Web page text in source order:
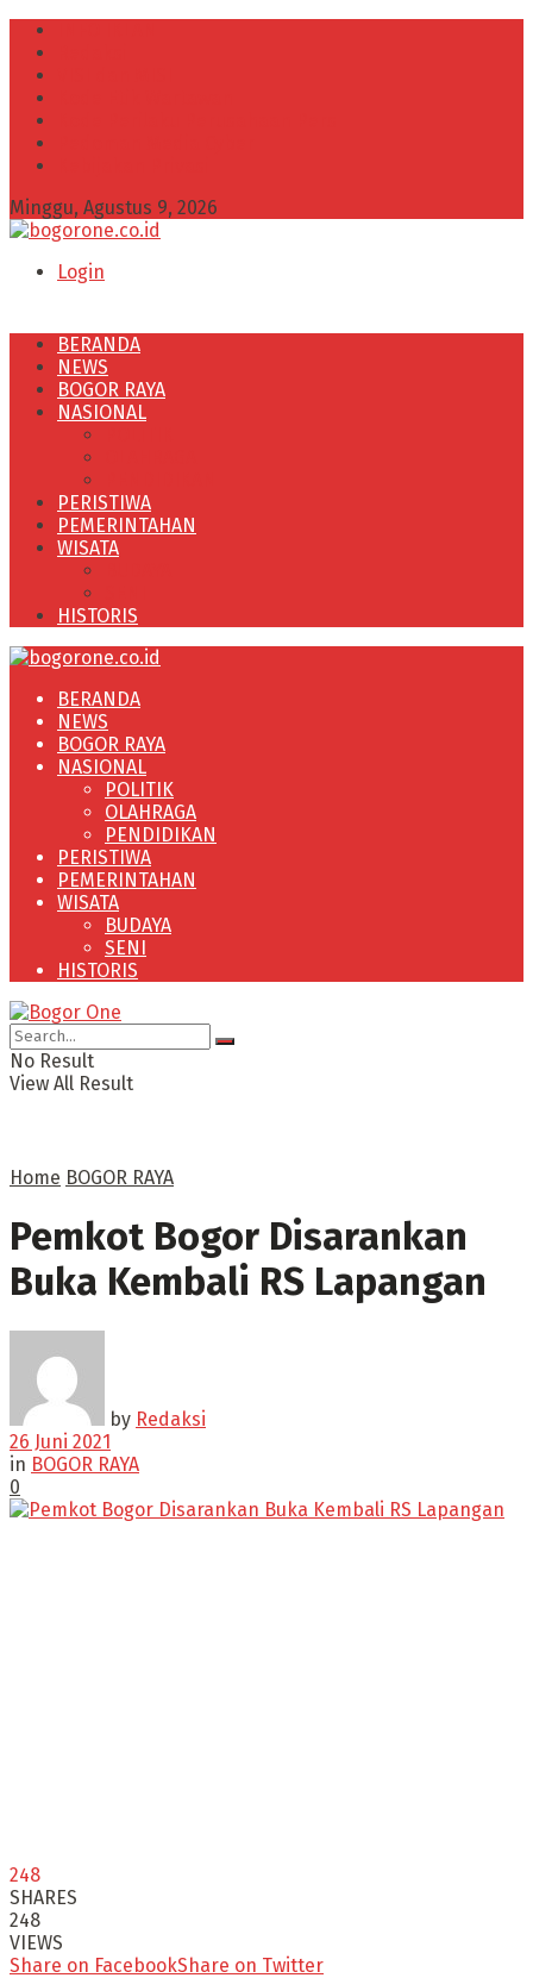
Minggu, Agustus 9, 2026
Login
BERANDA
NEWS
BOGOR RAYA
NASIONAL
PERISTIWA
PEMERINTAHAN
WISATA
HISTORIS
BERANDA
NEWS
BOGOR RAYA
NASIONAL
POLITIK
OLAHRAGA
PENDIDIKAN
PERISTIWA
PEMERINTAHAN
WISATA
BUDAYA
SENI
HISTORIS
No Result
View All Result
Home BOGOR RAYA
Pemkot Bogor Disarankan
Buka Kembali RS Lapangan
by Redaksi
26 Juni 2021
in BOGOR RAYA
0
248
SHARES
248
VIEWS
Share on FacebookShare on Twitter